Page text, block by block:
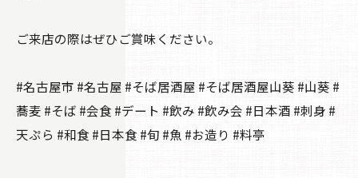
ご来店の際はぜひご賞味ください。
#名古屋市 #名古屋 #そば居酒屋 #そば居酒屋山葵 #山葵 #
蕎麦 #そば #会食 #デート #飲み #飲み会 #日本酒 #刺身 #
天ぷら #和食 #日本食 #旬 #魚 #お造り #料亭